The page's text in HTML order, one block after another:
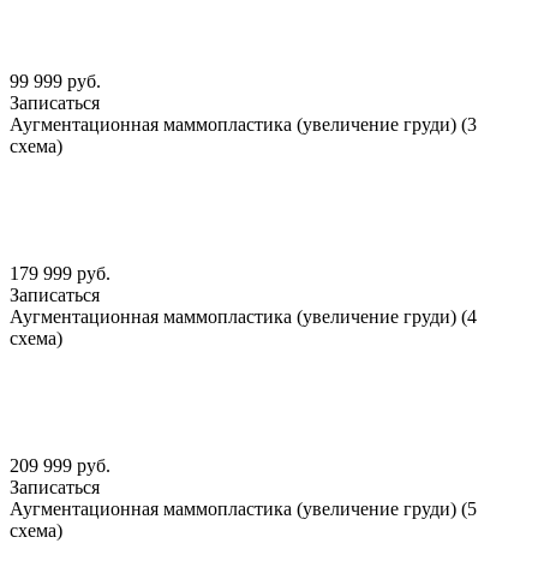
99 999 руб.
Записаться
Аугментационная маммопластика (увеличение груди) (3
схема)
179 999 руб.
Записаться
Аугментационная маммопластика (увеличение груди) (4
схема)
209 999 руб.
Записаться
Аугментационная маммопластика (увеличение груди) (5
схема)